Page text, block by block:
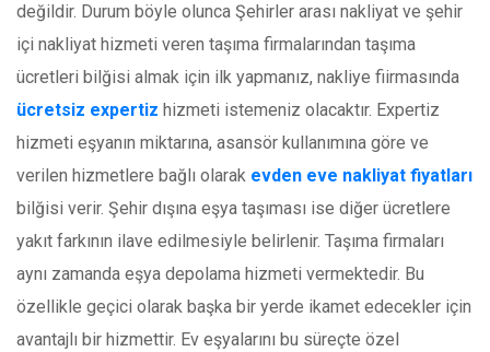
değildir. Durum böyle olunca Şehirler arası nakliyat ve şehir
içi nakliyat hizmeti veren taşıma firmalarından taşıma
ücretleri bilğisi almak için ilk yapmanız, nakliye fiirmasında
ücretsiz expertiz hizmeti istemeniz olacaktır. Expertiz
hizmeti eşyanın miktarına, asansör kullanımına göre ve
verilen hizmetlere bağlı olarak evden eve nakliyat fiyatları
bilğisi verir. Şehir dışına eşya taşıması ise diğer ücretlere
yakıt farkının ilave edilmesiyle belirlenir. Taşıma firmaları
aynı zamanda eşya depolama hizmeti vermektedir. Bu
özellikle geçici olarak başka bir yerde ikamet edecekler için
avantajlı bir hizmettir. Ev eşyalarını bu süreçte özel